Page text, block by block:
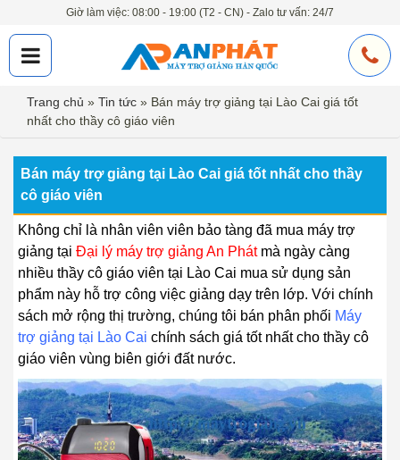
Giờ làm việc: 08:00 - 19:00 (T2 - CN) - Zalo tư vấn: 24/7
Trang chủ » Tin tức » Bán máy trợ giảng tại Lào Cai giá tốt
nhất cho thầy cô giáo viên
Bán máy trợ giảng tại Lào Cai giá tốt nhất cho thầy
cô giáo viên
Không chỉ là nhân viên viên bảo tàng đã mua máy trợ
giảng tại Đại lý máy trợ giảng An Phátmà ngày càng
nhiều thầy cô giáo viên tại Lào Cai mua sử dụng sản
phẩm này hỗ trợ công việc giảng dạy trên lớp. Với chính
sách mở rộng thị trường, chúng tôi bán phân phối Máy
trợ giảng tại Lào Cai chính sách giá tốt nhất cho thầy cô
giáo viên vùng biên giới đất nước.